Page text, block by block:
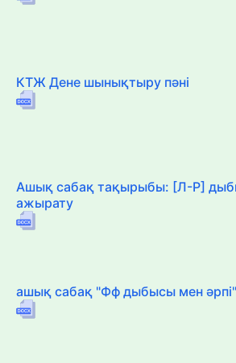
КТЖ Дене шынықтыру пәні
Ашық сабақ тақырыбы: [Л-Р]
ажырату
ашық сабақ "Фф дыбысы мен әрпі"